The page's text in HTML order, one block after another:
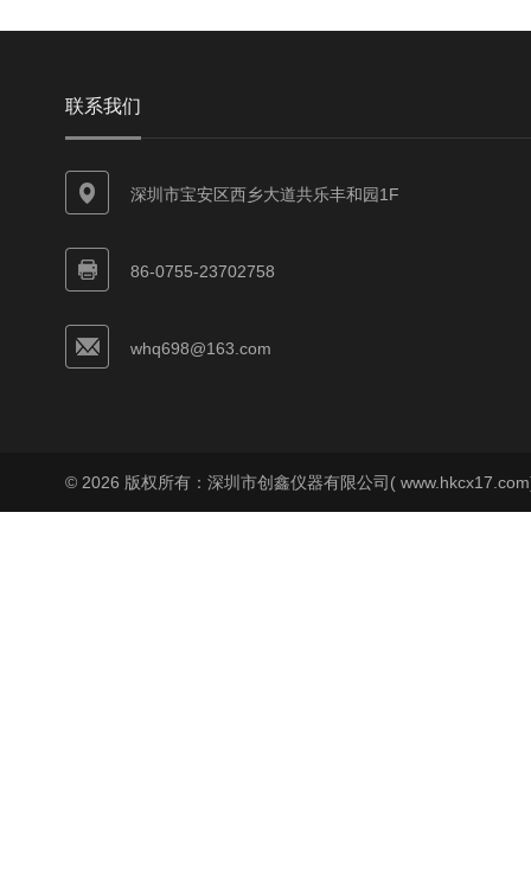
联系我们
深圳市宝安区西乡大道共乐丰和园1F
86-0755-23702758
whq698@163.com
© 2026 版权所有：深圳市创鑫仪器有限公司(